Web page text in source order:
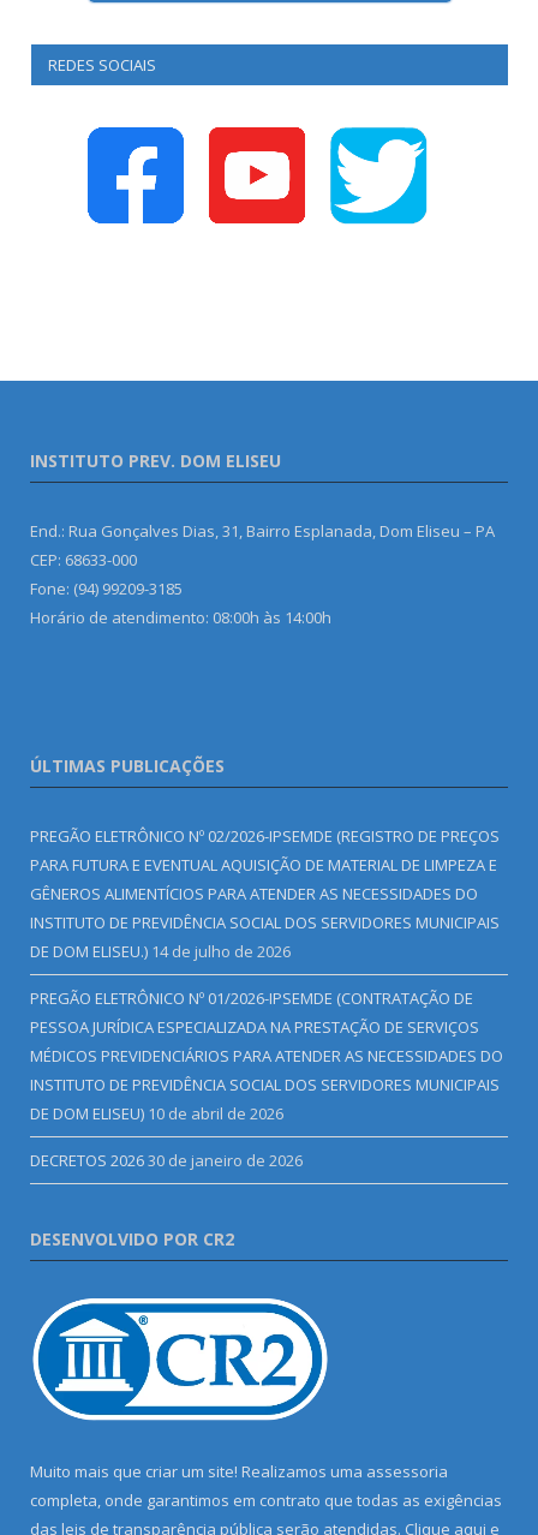
REDES SOCIAIS
INSTITUTO PREV. DOM ELISEU
End.: Rua Gonçalves Dias, 31, Bairro Esplanada, Dom Eliseu – PA
CEP: 68633-000
Fone: (94) 99209-3185
Horário de atendimento: 08:00h às 14:00h
ÚLTIMAS PUBLICAÇÕES
PREGÃO ELETRÔNICO Nº 02/2026-IPSEMDE (REGISTRO DE PREÇOS
PARA FUTURA E EVENTUAL AQUISIÇÃO DE MATERIAL DE LIMPEZA E
GÊNEROS ALIMENTÍCIOS PARA ATENDER AS NECESSIDADES DO
INSTITUTO DE PREVIDÊNCIA SOCIAL DOS SERVIDORES MUNICIPAIS
DE DOM ELISEU.) 14 de julho de 2026
PREGÃO ELETRÔNICO Nº 01/2026-IPSEMDE (CONTRATAÇÃO DE
PESSOA JURÍDICA ESPECIALIZADA NA PRESTAÇÃO DE SERVIÇOS
MÉDICOS PREVIDENCIÁRIOS PARA ATENDER AS NECESSIDADES DO
INSTITUTO DE PREVIDÊNCIA SOCIAL DOS SERVIDORES MUNICIPAIS
DE DOM ELISEU) 10 de abril de 2026
DECRETOS 202630 de janeiro de 2026
DESENVOLVIDO POR CR2
Muito mais que criar um site! Realizamos uma assessoria
completa, onde garantimos em contrato que todas as exigências
das leis de transparência pública serão atendidas. Clique aqui e